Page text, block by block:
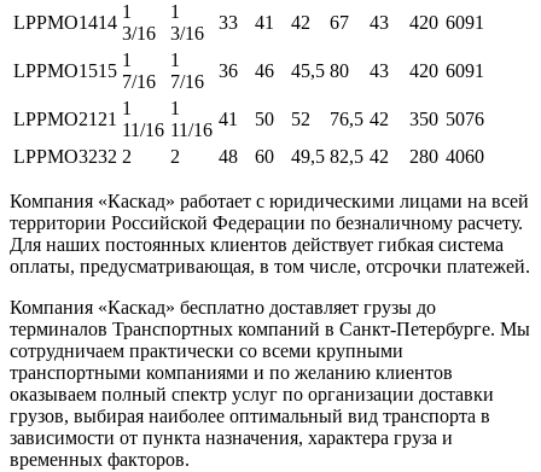
LPPMO1414
1
3/16
1
3/16
33 41 42 67 43 420 6091
LPPMO1515
1
7/16
1
7/16
36 46 45,5 80 43 420 6091
LPPMO2121
1
11/16
1
11/16
41 50 52 76,5 42 350 5076
LPPMO3232 2 2 48 60 49,5 82,5 42 280 4060
Компания «Каскад» работает с юридическими лицами на всей
территории Российской Федерации по безналичному расчету.
Для наших постоянных клиентов действует гибкая система
оплаты, предусматривающая, в том числе, отсрочки платежей.
Компания «Каскад» бесплатно доставляет грузы до
терминалов Транспортных компаний в Санкт-Петербурге. Мы
сотрудничаем практически со всеми крупными
транспортными компаниями и по желанию клиентов
оказываем полный спектр услуг по организации доставки
грузов, выбирая наиболее оптимальный вид транспорта в
зависимости от пункта назначения, характера груза и
временных факторов.